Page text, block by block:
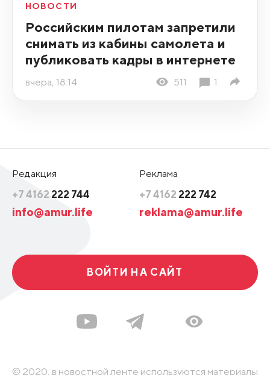
НОВОСТИ
Российским пилотам запретили
снимать из кабины самолета и
публиковать кадры в интернете
вчера, 18:14 511 1
Редакция
+7 4162 222 744
info@amur.life
Реклама
+7 4162 222 742
reklama@amur.life
ВОЙТИ НА САЙТ
© 2020, в новостной ленте используются материалы